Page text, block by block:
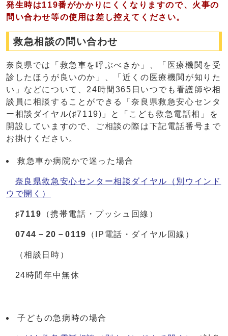
発生時は119番がかかりにくくなりますので、火事の
問い合わせ等の使用は差し控えてください。
救急相談の問い合わせ
奈良県では「救急車を呼ぶべきか」、「医療機関を受
診したほうが良いのか」、「近くの医療機関が知りた
い」などについて、24時間365日いつでも看護師や相
談員に相談することができる「奈良県救急安心センタ
ー相談ダイヤル(♯7119)」と「こども救急電話相」を
開設していますので、ご相談の際は下記電話番号まで
お掛けください。
救急車か病院かで迷った場合
奈良県救急安心センター相談ダイヤル
（別ウインド
ウで開く）
♯7119 （携帯電話・プッシュ回線）
0744－20－0119 （IP電話・ダイヤル回線）
（相談日時）
24時間年中無休
子どもの急病時の場合